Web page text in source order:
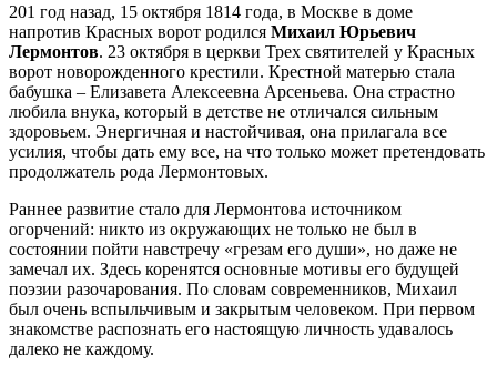
201 год назад, 15 октября 1814 года, в Москве в доме
напротив Красных ворот родился Михаил Юрьевич
Лермонтов. 23 октября в церкви Трех святителей у Красных
ворот новорожденного крестили. Крестной матерью стала
бабушка – Елизавета Алексеевна Арсеньева. Она страстно
любила внука, который в детстве не отличался сильным
здоровьем. Энергичная и настойчивая, она прилагала все
усилия, чтобы дать ему все, на что только может претендовать
продолжатель рода Лермонтовых.
Раннее развитие стало для Лермонтова источником
огорчений: никто из окружающих не только не был в
состоянии пойти навстречу «грезам его души», но даже не
замечал их. Здесь коренятся основные мотивы его будущей
поэзии разочарования. По словам современников, Михаил
был очень вспыльчивым и закрытым человеком. При первом
знакомстве распознать его настоящую личность удавалось
далеко не каждому.